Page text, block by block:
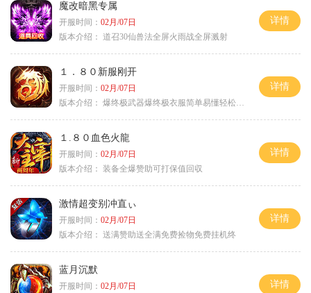
魔改暗黑专属
开服时间： 02月/07日
版本介绍： 道召30仙兽法全屏火雨战全屏溅射
详情
１．８０新服刚开
开服时间： 02月/07日
版本介绍： 爆终极武器爆终极衣服简单易懂轻松满级
详情
１.８０血色火龍
开服时间： 02月/07日
版本介绍： 装备全爆赞助可打保值回収
详情
激情超变别冲直ぃ
开服时间： 02月/07日
版本介绍： 送满赞助送全满免费捡物免费挂机终
详情
蓝月沉默
开服时间： 02月/07日
详情